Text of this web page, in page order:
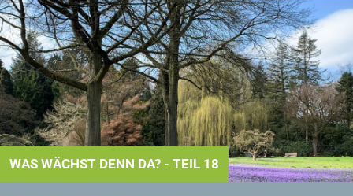
WAS WÄCHST DENN DA? - TEIL 18